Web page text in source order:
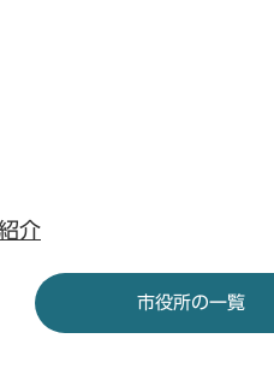
介
市役所の一覧